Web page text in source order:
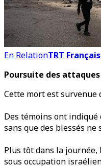
En RelationTRT
Poursuite des
Cette mort est survenue
Des témoins ont indiqué
sans que des blessés ne
Plus tôt dans la
sous occupation